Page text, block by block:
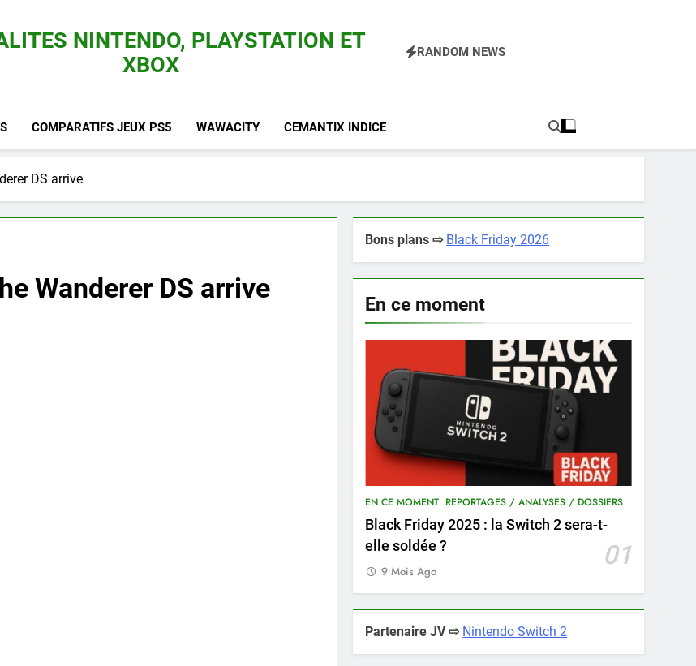
NINTENDO, PLAYSTATION ET
XBOX
RANDOM NEWS
COMPARATIFS JEUX PS5 WAWACITY CEMANTIX INDICE
DS arrive
Wanderer DS arrive
Bons plans ⇨ Black Friday 2026
En ce moment
EN CE MOMENT REPORTAGES / ANALYSES / DOSSIERS
Black Friday 2025 : la Switch 2 sera-t-
elle soldée ?
01
9 Mois Ago
Partenaire JV ⇨ Nintendo Switch 2